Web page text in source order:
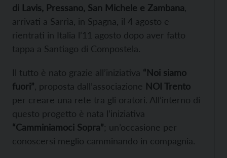
di Lavis, Pressano, San Michele e Zambana
arrivati a Sarrìa, in Spagna, il 4 agosto e
rientrati in Italia l’11 agosto dopo aver fatto
tappa a Santiago di Compostela.
Il tutto è nato grazie all’iniziativa “Noi siamo
fuori” , proposta dall’associazione NOI Trento
per creare una rete tra gli oratori. All’interno di
questo progetto è nata l’iniziativa
“Camminiamoci Sopra”; un’occasione per
conoscersi meglio camminando in compagnia.